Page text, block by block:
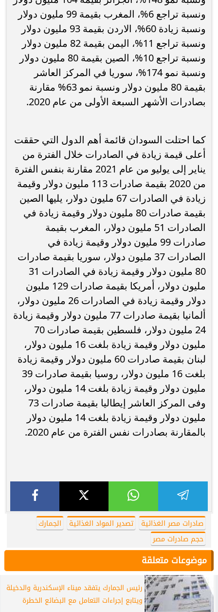
ونسبة تراجع 6%، المغرب بقيمة 99 مليون دولار
ونسبة زيادة 60%، الاردن بقيمة 93 مليون دولار
ونسبة تراجع 11%، اليمن بقيمة 82 مليون دولار
ونسبة تراجع 10%، الصين بقيمة 80 مليون دولار
ونسبة نمو 174%، سوريا في المركز العاشر
بقيمة 80 مليون دولار ونسبة نمو 63% مقارنة
بصادرات الأشهر السبعة الأولى من عام 2020.
كما احتلت السودان قائمة أهم الدول التي حققت
أعلى قيمة زيادة في الصادرات خلال الفترة من
يناير إلى يوليو من عام 2021 مقارنة بنفس الفترة
من 2020 بقيمة صادرات 113 مليون دولار وقيمة
زيادة في الصادرات 67 مليون دولار، يليها الصين
بقيمة صادرات 80 مليون دولار وقيمة زيادة في
الصادرات 51 مليون دولار، المغرب بقيمة
صادرات 99 مليون دولار وقيمة زيادة في
الصادرات 37 مليون دولار، سوريا بقيمة صادرات
80 مليون دولار وقيمة زيادة في الصادرات 31
مليون دولار، أمريكا بقيمة صادرات 129 مليون
دولار وقيمة زيادة في الصادرات 26 مليون دولار،
ألمانيا بقيمة صادرات 77 مليون دولار وقيمة زيادة
24 مليون دولار، فلسطين بقيمة صادرات 70
مليون دولار وقيمة زيادة بلغت 16 مليون دولار،
لبنان بقيمة صادرات 60 مليون دولار وقيمة زيادة
بلغت 16 مليون دولار، روسيا بقيمة صادرات 39
مليون دولار وقيمة زيادة بلغت 14 مليون دولار،
وفى المركز العاشر إيطاليا بقيمة صادرات 73
مليون دولار وقيمة زيادة بلغت 14 مليون دولار
بالمقارنة بصادرات نفس الفترة من عام 2020.
صادرات مصر الغذائية تصدير المواد الغذائية
الجمارك
حجم صادرات مصر
موضوعات متعلقة
رئيس الجمارك يتفقد ميناء الإسكندرية والدخيلة
ويتابع إجراءات التعامل مع البضائع الخطرة